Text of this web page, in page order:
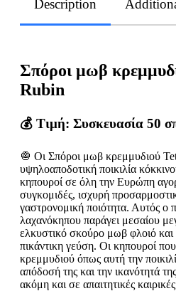
Description
Σπόροι μωβ
Rubin
💰 Τιμή: Συσκευασία 50
🧅 Οι Σπόροι μωβ κρεμμυδιού
υψηλοαποδοτική ποικιλία
κηπουροί σε όλη την Ευρώπη
συγκομιδές, ισχυρή
γαστρονομική ποιότητα. Αυτός ο
λαχανόκηπου παράγει μεσαίου
ελκυστικό σκούρο μωβ φλοιό
πικάντικη γεύση. Οι κηπουροί
κρεμμυδιού όπως αυτή την
απόδοσή της και την ικανότητά
ακόμη και σε απαιτητικές